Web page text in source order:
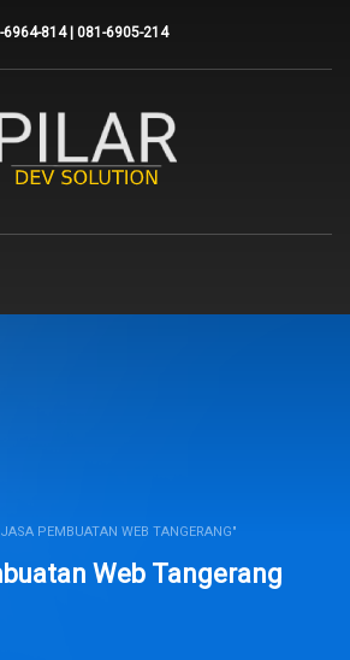
6964-814 | 081-6905-214
PEMBUATAN WEB TANGERANG"
Web Tangerang